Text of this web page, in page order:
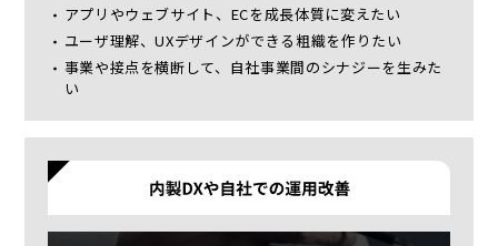
アプリやウェブサイト、ECを成長体質に変えたい
ユーザ理解、UXデザインができる粗織を作りたい
事業や接点を横断して、自社事業間のシナジーを生みた
い